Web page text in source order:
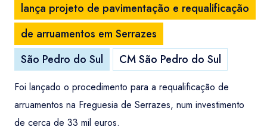
lança projeto de pavimentação e requalificação
de arruamentos em Serrazes
São Pedro do Sul
CM São Pedro do Sul
Foi lançado o procedimento para a requalificação de
arruamentos na Freguesia de Serrazes, num investimento
de cerca de 33 mil euros.